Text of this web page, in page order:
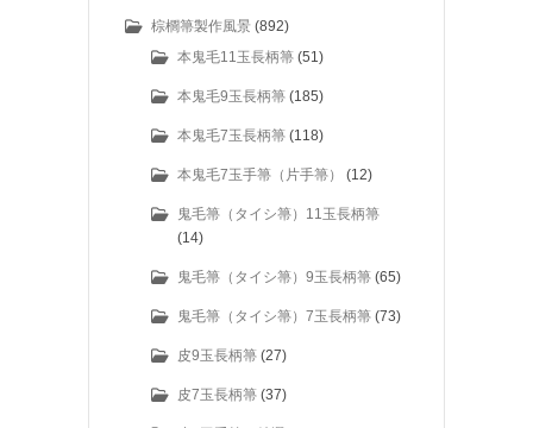
棕櫚箒製作風景 (892)
本鬼毛11玉長柄箒 (51)
本鬼毛9玉長柄箒 (185)
本鬼毛7玉長柄箒 (118)
本鬼毛7玉手箒（片手箒） (12)
鬼毛箒（タイシ箒）11玉長柄箒
(14)
鬼毛箒（タイシ箒）9玉長柄箒 (65)
鬼毛箒（タイシ箒）7玉長柄箒 (73)
皮9玉長柄箒 (27)
皮7玉長柄箒 (37)